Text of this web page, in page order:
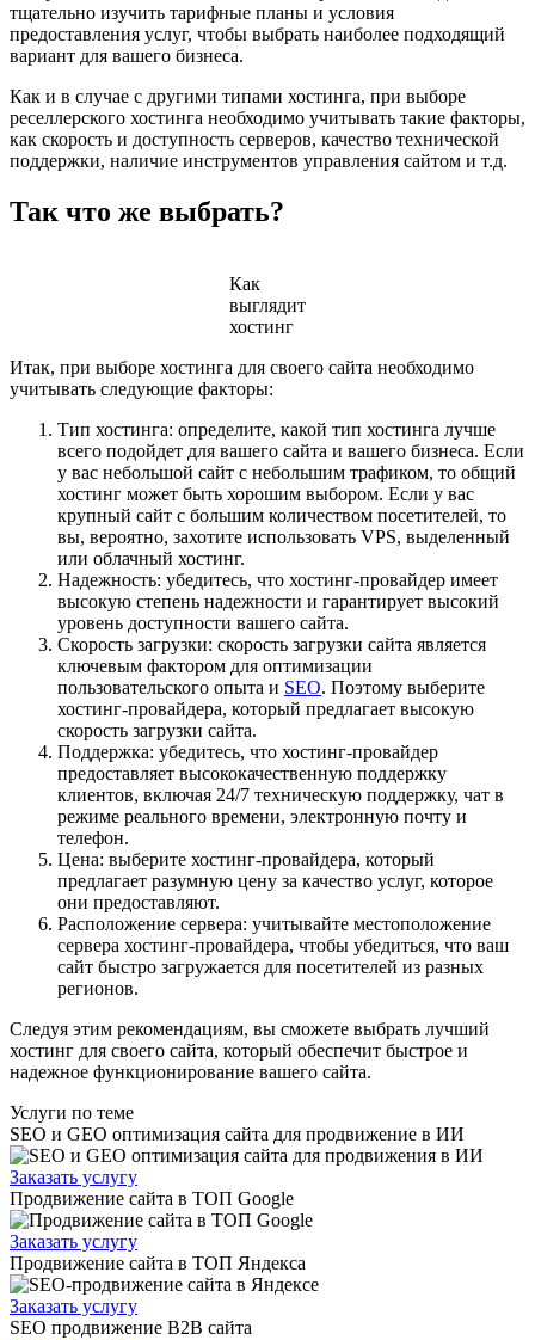
тщательно изучить тарифные планы и условия
предоставления услуг, чтобы выбрать наиболее подходящий
вариант для вашего бизнеса.
Как и в случае с другими типами хостинга, при выборе
реселлерского хостинга необходимо учитывать такие факторы,
как скорость и доступность серверов, качество технической
поддержки, наличие инструментов управления сайтом и т.д.
Так что же выбрать?
Как
выглядит
хостинг
Итак, при выборе хостинга для своего сайта необходимо
учитывать следующие факторы:
Тип хостинга: определите, какой тип хостинга лучше
всего подойдет для вашего сайта и вашего бизнеса. Если
у вас небольшой сайт с небольшим трафиком, то общий
хостинг может быть хорошим выбором. Если у вас
крупный сайт с большим количеством посетителей, то
вы, вероятно, захотите использовать VPS, выделенный
или облачный хостинг.
Надежность: убедитесь, что хостинг-провайдер имеет
высокую степень надежности и гарантирует высокий
уровень доступности вашего сайта.
Скорость загрузки: скорость загрузки сайта является
ключевым фактором для оптимизации
пользовательского опыта и SEO. Поэтому выберите
хостинг-провайдера, который предлагает высокую
скорость загрузки сайта.
Поддержка: убедитесь, что хостинг-провайдер
предоставляет высококачественную поддержку
клиентов, включая 24/7 техническую поддержку, чат в
режиме реального времени, электронную почту и
телефон.
Цена: выберите хостинг-провайдера, который
предлагает разумную цену за качество услуг, которое
они предоставляют.
Расположение сервера: учитывайте местоположение
сервера хостинг-провайдера, чтобы убедиться, что ваш
сайт быстро загружается для посетителей из разных
регионов.
Следуя этим рекомендациям, вы сможете выбрать лучший
хостинг для своего сайта, который обеспечит быстрое и
надежное функционирование вашего сайта.
Услуги по теме
SEO и GEO оптимизация сайта для продвижение в ИИ
Заказать услугу
Продвижение сайта в ТОП Google
Заказать услугу
Продвижение сайта в ТОП Яндекса
Заказать услугу
SEO продвижение B2B сайта